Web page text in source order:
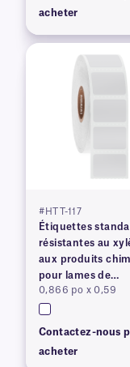
acheter
#HTT-117
Étiquettes
résistantes au
aux produits
pour lames de
microscope
0,866 po x 0,59
Contactez-nous
acheter